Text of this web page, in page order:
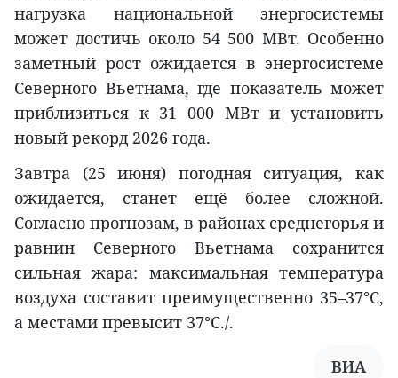
нагрузка национальной энергосистемы
может достичь около 54 500 МВт. Особенно
заметный рост ожидается в энергосистеме
Северного Вьетнама, где показатель может
приблизиться к 31 000 МВт и установить
новый рекорд 2026 года.
Завтра (25 июня) погодная ситуация, как
ожидается, станет ещё более сложной.
Согласно прогнозам, в районах среднегорья и
равнин Северного Вьетнама сохранится
сильная жара: максимальная температура
воздуха составит преимущественно 35–37°C,
а местами превысит 37°C./.
ВИA